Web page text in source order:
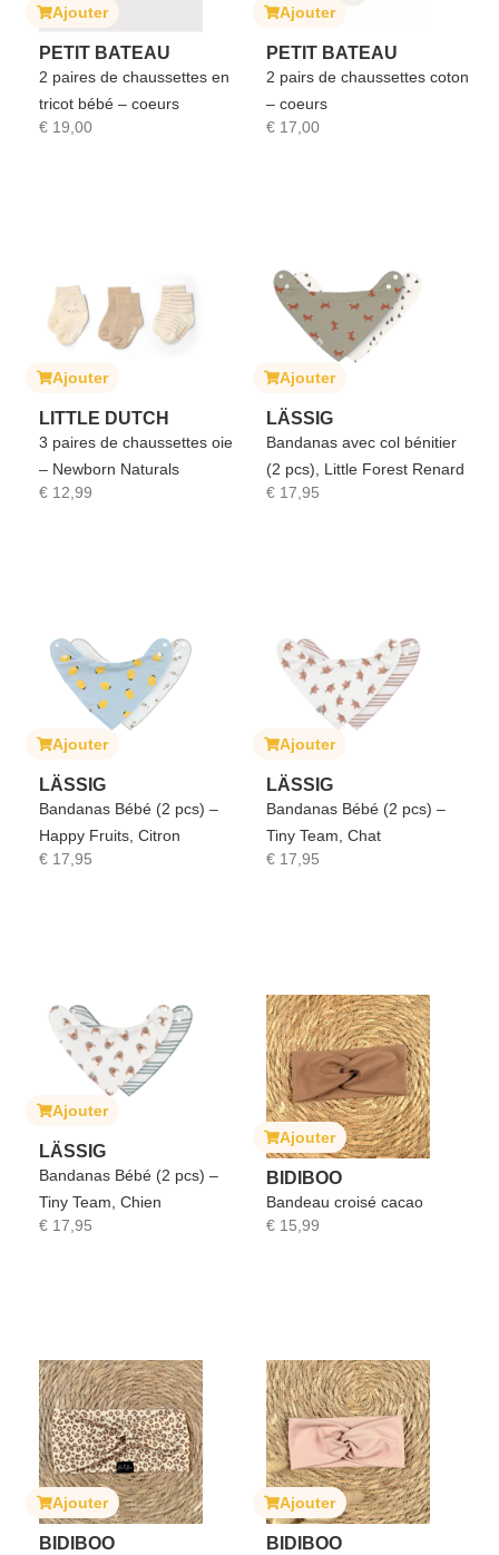
Ajouter
PETIT BATEAU
2 paires de chaussettes en
tricot bébé – coeurs
€ 19,00
Ajouter
PETIT BATEAU
2 pairs de chaussettes coton
– coeurs
€ 17,00
Ajouter
LITTLE DUTCH
3 paires de chaussettes oie
– Newborn Naturals
€ 12,99
Ajouter
LÄSSIG
Bandanas avec col bénitier
(2 pcs), Little Forest Renard
€ 17,95
Ajouter
LÄSSIG
Bandanas Bébé (2 pcs) –
Happy Fruits, Citron
€ 17,95
Ajouter
LÄSSIG
Bandanas Bébé (2 pcs) –
Tiny Team, Chat
€ 17,95
Ajouter
LÄSSIG
Bandanas Bébé (2 pcs) –
Tiny Team, Chien
€ 17,95
Ajouter
BIDIBOO
Bandeau croisé cacao
€ 15,99
Ajouter
BIDIBOO
Ajouter
BIDIBOO